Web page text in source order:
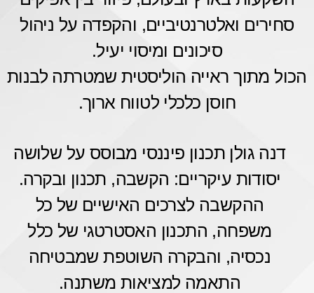
סחירים ואלטרנטיביים, והקפדה על ניהול
סיכונים ומיסוי יעיל.
הכול מתוך ראייה הוליסטית שמטרתה לבנות
חוסן כלכלי לטווח ארוך.
דנה גולן תכנון פיננסי מבוסס על שלושה
יסודות עיקריים: הקשבה, תכנון ובקרה.
ההקשבה לצרכים האישיים של כל
משפחה, התכנון האסטרטגי של כלל
נכסיה, והבקרה השוטפת שמבטיחה
התאמה למציאות משתנה.